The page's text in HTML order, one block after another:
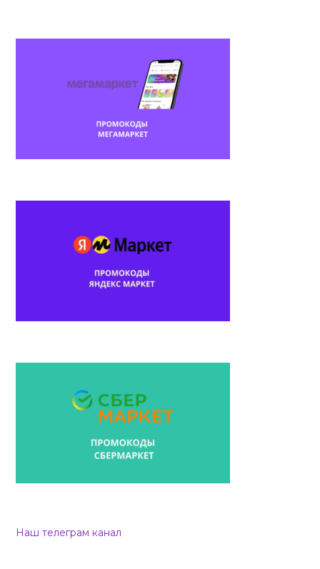
Наш телеграм канал